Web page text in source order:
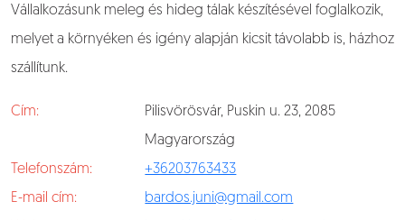
Vállalkozásunk meleg és hideg tálak készítésével foglalkozik,
melyet a környéken és igény alapján kicsit távolabb is, házhoz
szállítunk.
Cím:
Pilisvörösvár, Puskin u. 23, 2085
Magyarország
Telefonszám:
+36203763433
E-mail cím:
bardos.juni@gmail.com